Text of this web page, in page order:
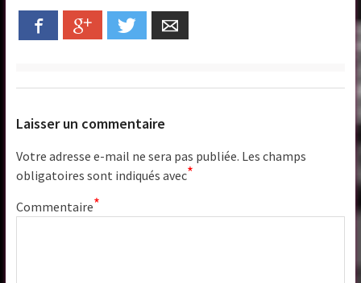
Facebook Google+ Twitter
Laisser un commentaire
Votre adresse e-mail ne sera pas publiée. Les champs
obligatoires sont indiqués avec*
Commentaire*